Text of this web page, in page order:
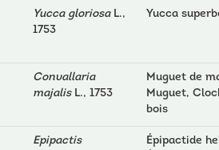
Yucca gloriosaL.,
1753
Yucca
Convallaria
majalisL., 1753
Muguet de
Muguet,
bois
Epipactis
Épipactide